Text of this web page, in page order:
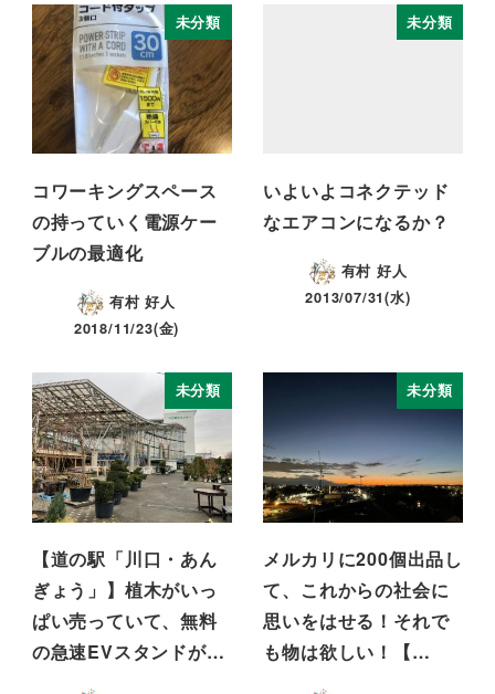
未分類
コワーキングスペース
の持っていく電源ケー
ブルの最適化
有村 好人
2018/11/23(金)
未分類
いよいよコネクテッド
なエアコンになるか？
有村 好人
2013/07/31(水)
未分類
【道の駅「川口・あん
ぎょう」】植木がいっ
ぱい売っていて、無料
の急速EVスタンドが…
未分類
メルカリに200個出品し
て、これからの社会に
思いをはせる！それで
も物は欲しい！【…